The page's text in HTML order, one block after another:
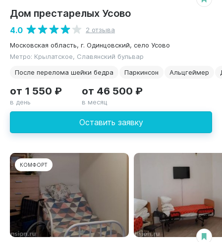
Дом престарелых Усово
4.0
2 отзыва
Московская область, г. Одинцовский, село Усово
Метро: Крылатское, Славянский бульвар
После перелома шейки бедра
Паркинсон Альцгеймер
Оставить заявку
от 1 550 ₽
в день
от 46 500 ₽
в месяц
КОМФОРТ